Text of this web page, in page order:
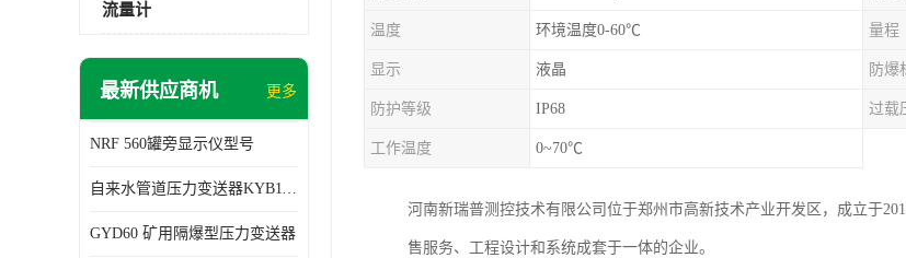
流量计
最新供应商机 更多
NRF 560罐旁显示仪型号
自来水管道压力变送器KYB11G03M2型号 使用方便
GYD60 矿用隔爆型压力变送器
温度 环境温度0-60℃ 量程
显示 液晶 防爆
防护等级 IP68 过载
工作温度 0~70℃
河南新瑞普测控技术有限公司位于郑州市高新技术产业开发区，成立于
售服务、工程设计和系统成套于一体的企业。